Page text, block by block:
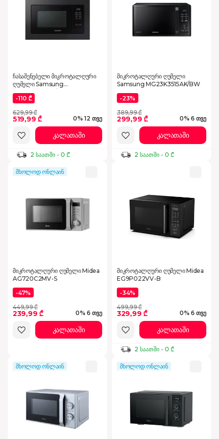
ჩასაშენებელი მიკროტალღური
ღუმელი Samsung
MS23A7013AB/BW
-110 ₾
629,99 ₾
519,99 ₾ 0% 12 თვე
2 საათში - 0 ₾
კალათაში
მიკროტალღური ღუმელი
Samsung MG23K3515AK/BW
-23%
389,99 ₾
299,99 ₾ 0% 6 თვე
2 საათში - 0 ₾
კალათაში
მხოლოდ ონლაინ
მიკროტალღური ღუმელი Midea
AG720C2MV-S
-47%
449,99 ₾
239,99 ₾ 0% 6 თვე
კალათაში
მიკროტალღური ღუმელი Midea
EG9P022VV-B
-34%
499,99 ₾
329,99 ₾ 0% 6 თვე
2 საათში - 0 ₾
კალათაში
მხოლოდ ონლაინ მხოლოდ ონლაინ